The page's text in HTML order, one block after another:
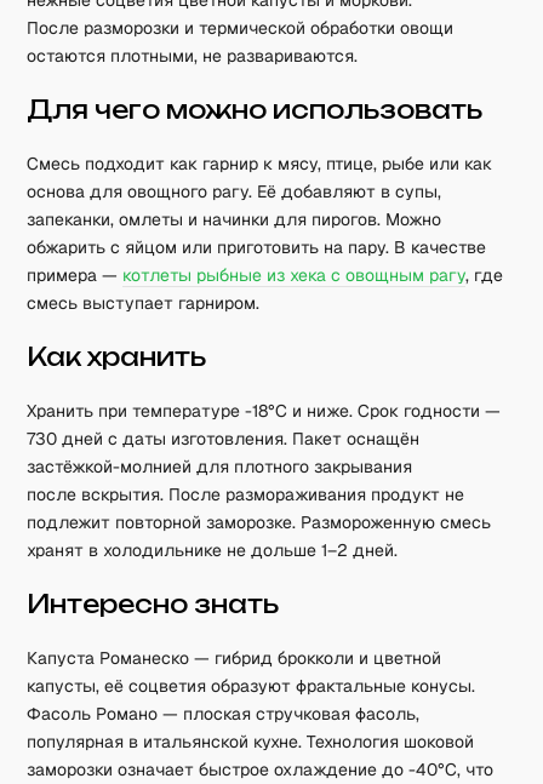
После разморозки и термической обработки овощи
остаются плотными, не развариваются.
Для чего можно использовать
Смесь подходит как гарнир к мясу, птице, рыбе или как
основа для овощного рагу. Её добавляют в супы,
запеканки, омлеты и начинки для пирогов. Можно
обжарить с яйцом или приготовить на пару. В качестве
примера — котлеты рыбные из хека с овощным рагу, где
смесь выступает гарниром.
Как хранить
Хранить при температуре -18°C и ниже. Срок годности —
730 дней с даты изготовления. Пакет оснащён
застёжкой-молнией для плотного закрывания
после вскрытия. После размораживания продукт не
подлежит повторной заморозке. Размороженную смесь
хранят в холодильнике не дольше 1–2 дней.
Интересно знать
Капуста Романеско — гибрид брокколи и цветной
капусты, её соцветия образуют фрактальные конусы.
Фасоль Романо — плоская стручковая фасоль,
популярная в итальянской кухне. Технология шоковой
заморозки означает быстрое охлаждение до -40°C, что